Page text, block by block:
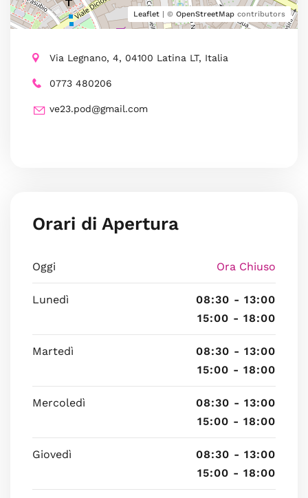
Leaflet | © OpenStreetMap contributors
Via Legnano, 4, 04100 Latina LT, Italia
0773 480206
ve23.pod@gmail.com
Orari di Apertura
Oggi Ora Chiuso
Lunedì
08:30 - 13:00
15:00 - 18:00
Martedì
08:30 - 13:00
15:00 - 18:00
Mercoledì
08:30 - 13:00
15:00 - 18:00
Giovedì
08:30 - 13:00
15:00 - 18:00